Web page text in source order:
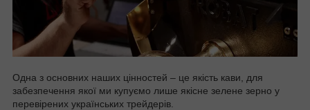
Одна з основних наших цінностей – це якість кави, для
забезпечення якої ми купуємо лише якісне зелене зерно у
перевірених українських трейдерів.